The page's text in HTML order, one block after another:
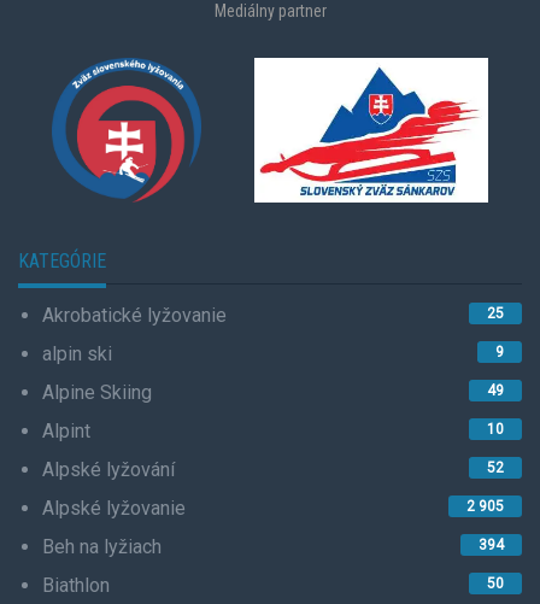
Mediálny partner
KATEGÓRIE
Akrobatické lyžovanie 25
alpin ski 9
Alpine Skiing 49
Alpint 10
Alpské lyžování 52
Alpské lyžovanie 2 905
Beh na lyžiach 394
Biathlon 50